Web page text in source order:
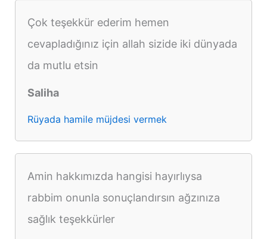
Çok teşekkür ederim hemen
cevapladığınız için allah sizide iki dünyada
da mutlu etsin
Saliha
Rüyada hamile müjdesi vermek
Amin hakkımızda hangisi hayırlıysa
rabbim onunla sonuçlandırsın ağzınıza
sağlık teşekkürler